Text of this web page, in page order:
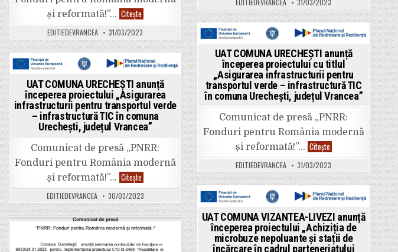
anunță
începerea
proiectului
cu
titlul
eficienței
energetice
și
gestionarea
inteligență
a
energiei
în
Sediul
Primăriei
și
Căminul
Cultural
Comuna
Urechești,
județul
Vrancea”
și reformată!”… Citește
COMUNA
SLOBOZIA
BRADULUI
anunță
începerea
proiectului
cu
„Lucrări
de
creștere
a
eficienței
energetice
imobil
Casa
Specialistului,
Comuna
Slobozia
Bradului,
județul
Vrancea”
EDITIEDEVRANCEA 31/03/2023
in
UAT COMUNA URECHEȘTI anunță
începerea proiectului cu titlul
„Asigurarea infrastructurii pentru
transportul verde – infrastructură TIC
în comuna Urechești, județul Vrancea”
Comunicat de presă „PNRR:
Fonduri pentru România modernă
și reformată!”… Citește
COMUNA
URECHEȘTI
anunță
începerea
proiectului
cu
titlul
infrastructurii
pentru
transportul
verde
–
EDITIEDEVRANCEA 31/03/2023
in
UAT COMUNA URECHEȘTI anunță
începerea proiectului „Asigurarea
infrastructurii pentru transportul verde
– infrastructură TIC în comuna
Urechești, județul Vrancea”
Comunicat de presă „PNRR:
Fonduri pentru România modernă
și reformată!”… Citește
COMUNA
URECHEȘTI
anunță
începerea
proiectului
„Asigurarea
infrastructurii
transportul
EDITIEDEVRANCEA 30/03/2023
in
UAT COMUNA VIZANTEA-LIVEZI anunță
începerea proiectului „Achiziția de
microbuze nepoluante și stații de
încărcare în cadrul parteneriatului